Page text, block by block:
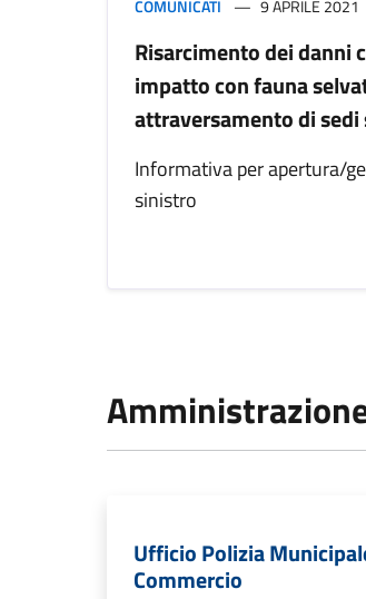
COMUNICATI 9 APRILE 2021
Risarcimento dei danni
impatto con fauna
attraversamento di
Informativa per apertura/
sinistro
Ufficio Polizia
Commercio